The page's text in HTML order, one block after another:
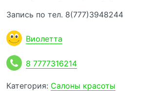
Запись по тел. 8(777)3948244
Виолетта
8 7777316214
Категория: Салоны красоты